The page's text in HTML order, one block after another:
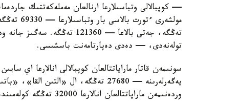
— كوپبالالى وتباسىلارعا ارنالعان مەملەكەتتىك
تولەنەدى، — دەدى دەپارتامەنت باسشىسى.
سونىمەن قاتار ماراپاتتالعان كوپبالالى انالارعا اي
وردەنىمەن ماراپاتتالعان انالارعا 32000 تەڭگە كولەمىندە جاردەماقى تولەنەدى.